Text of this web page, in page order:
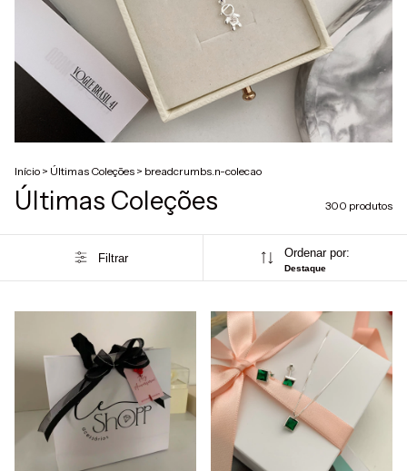
Início > Últimas Coleções > breadcrumbs.n-colecao
Últimas Coleções 300 produtos
Filtrar Ordenar por:
Destaque